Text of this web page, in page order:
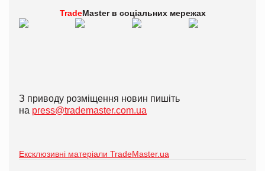
TradeMaster в соціальних мережах
З приводу розміщення новин пишіть
на press@trademaster.com.ua
Ексклюзивні матеріали TradeMaster.ua